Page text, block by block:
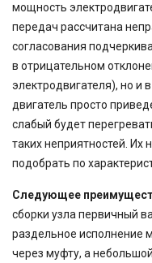
мощность
передач рассчитана
согласования
в отрицательном
электродвигателя), но
двигатель просто
слабый будет
таких неприятностей.
подобрать по
Следующее
сборки узла первичный
раздельное исполнение
через муфту, а